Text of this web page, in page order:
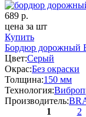
689 р.
цена за шт
Купить
Бордюр дорожный
Цвет:Серый
Окрас:Без окраски
Толщина:150 мм
Технология:
Производитель:
1 2